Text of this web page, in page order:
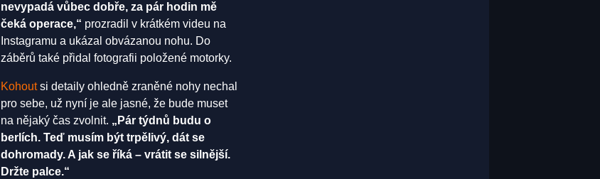
nevypadá vůbec dobře, za pár hodin mě
čeká operace,“ prozradil v krátkém videu na
Instagramu a ukázal obvázanou nohu. Do
záběrů také přidal fotografii položené motorky.
Kohoutsi detaily ohledně zraněné nohy nechal
pro sebe, už nyní je ale jasné, že bude muset
na nějaký čas zvolnit. „Pár týdnů budu o
berlích. Teď musím být trpělivý, dát se
dohromady. A jak se říká – vrátit se silnější.
Držte palce.“